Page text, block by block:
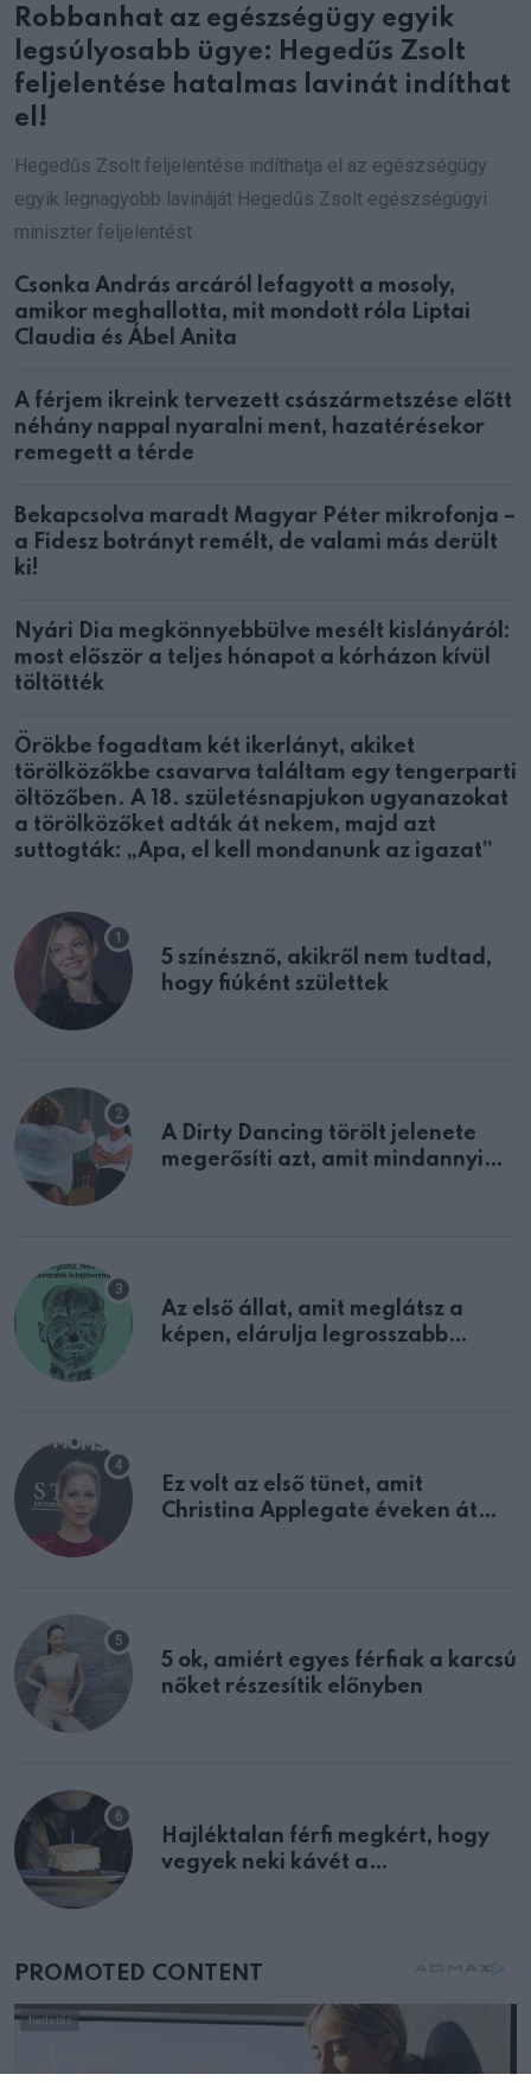
Robbanhat az egészségügy egyik
legsúlyosabb ügye: Hegedűs Zsolt
feljelentése hatalmas lavinát indíthat
el!
Hegedűs Zsolt feljelentése indíthatja el az egészségügy
egyik legnagyobb lavináját Hegedűs Zsolt egészségügyi
miniszter feljelentést
Csonka András arcáról lefagyott a mosoly,
amikor meghallotta, mit mondott róla Liptai
Claudia és Ábel Anita
A férjem ikreink tervezett császármetszése előtt
néhány nappal nyaralni ment, hazatérésekor
remegett a térde
Bekapcsolva maradt Magyar Péter mikrofonja –
a Fidesz botrányt remélt, de valami más derült
ki!
Nyári Dia megkönnyebbülve mesélt kislányáról:
most először a teljes hónapot a kórházon kívül
töltötték
Örökbe fogadtam két ikerlányt, akiket
törölközőkbe csavarva találtam egy tengerparti
öltözőben. A 18. születésnapjukon ugyanazokat
a törölközőket adták át nekem, majd azt
suttogták: „Apa, el kell mondanunk az igazat”
5 színésznő, akikről nem tudtad,
hogy fiúként születtek
A Dirty Dancing törölt jelenete
megerősíti azt, amit mindannyian
Az első állat, amit meglátsz a
képen, elárulja legrosszabb
Ez volt az első tünet, amit
Christina Applegate éveken át
5 ok, amiért egyes férfiak a karcsú
nőket részesítik előnyben
Hajléktalan férfi megkért, hogy
vegyek neki kávét a